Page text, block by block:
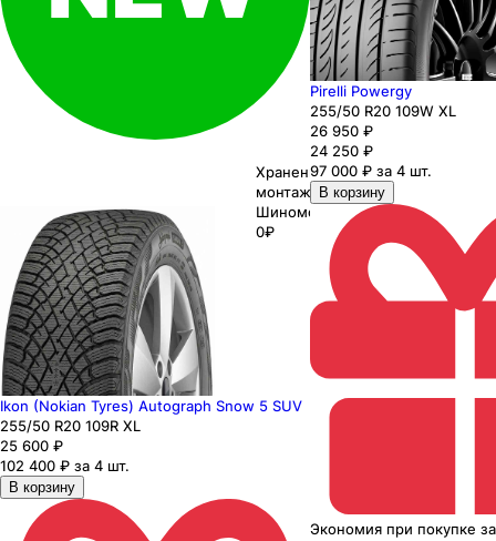
Хранение до
монтажа 0₽
Шиномонтаж
0₽
Ikon (Nokian Tyres) Autograph Snow 5 SUV
255/50 R20 109R XL
25 600 ₽
102 400 ₽ за 4 шт.
В корзину
Pirelli Powergy
255/50 R20 109W XL
26 950 ₽
24 250 ₽
97 000 ₽ за 4 шт.
В корзину
Экономия при покупке